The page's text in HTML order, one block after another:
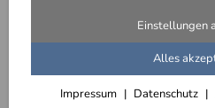
Einstellungen
Alles
Impressum Datenschutz